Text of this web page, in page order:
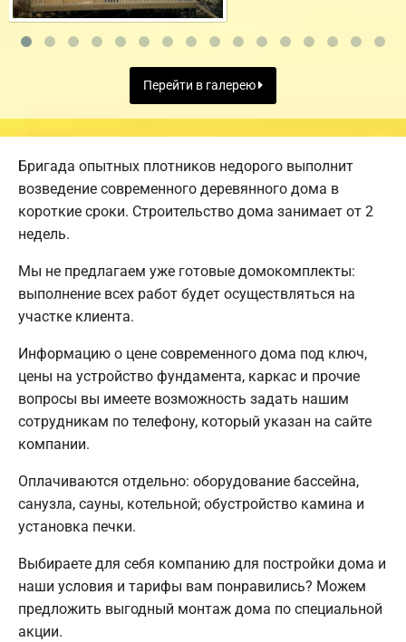
Перейти в галерею
Бригада опытных плотников недорого выполнит
возведение современного деревянного дома в
короткие сроки. Строительство дома занимает от 2
недель.
Мы не предлагаем уже готовые домокомплекты:
выполнение всех работ будет осуществляться на
участке клиента.
Информацию о цене современного дома под ключ,
цены на устройство фундамента, каркас и прочие
вопросы вы имеете возможность задать нашим
сотрудникам по телефону, который указан на сайте
компании.
Оплачиваются отдельно: оборудование бассейна,
санузла, сауны, котельной; обустройство камина и
установка печки.
Выбираете для себя компанию для постройки дома и
наши условия и тарифы вам понравились? Можем
предложить выгодный монтаж дома по специальной
акции.